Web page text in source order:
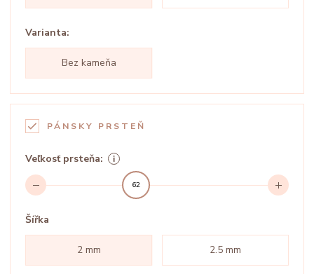
Varianta:
Bez kameňa
PÁNSKY PRSTEŇ
Veľkosť prsteňa:
62
Šířka
2 mm 2.5 mm